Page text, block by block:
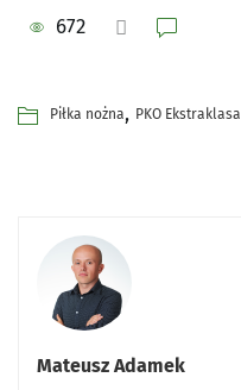
672
Piłka nożna, PKO Ekstraklasa
Mateusz Adamek